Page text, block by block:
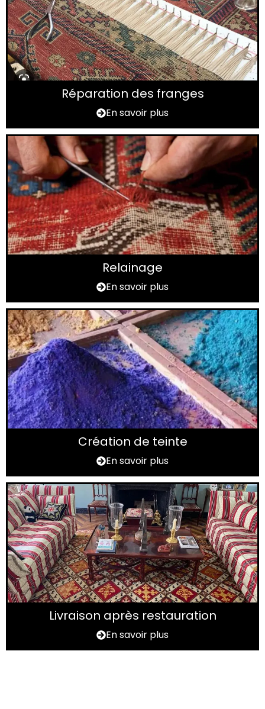
Réparation des franges
En savoir plus
Relainage
En savoir plus
Création de teinte
En savoir plus
Livraison après restauration
En savoir plus